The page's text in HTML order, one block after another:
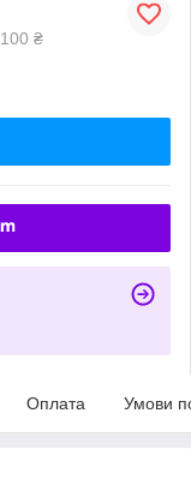
₴
Оплата Умови